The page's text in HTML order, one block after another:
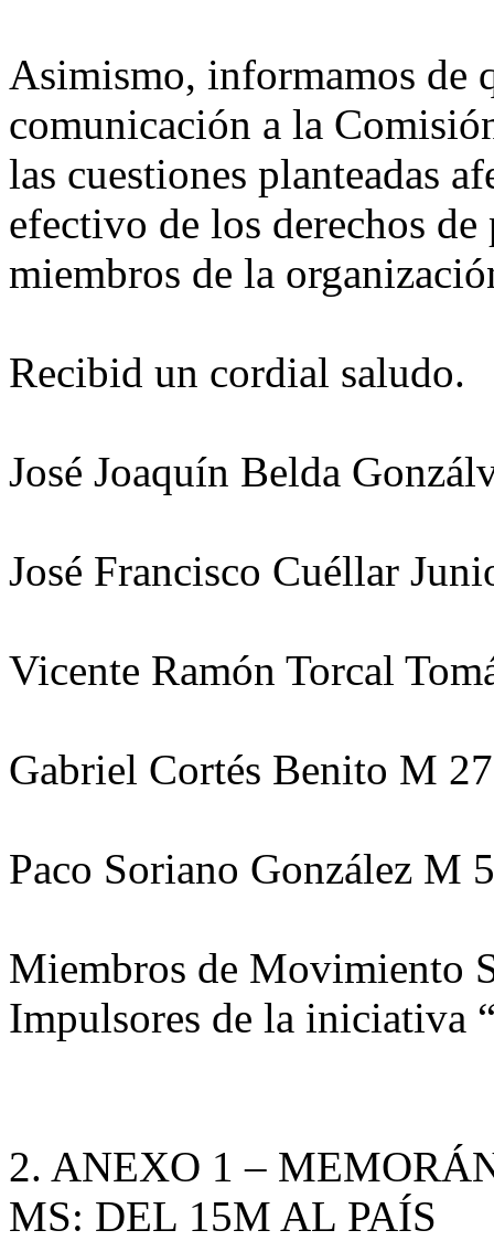
Asimismo, informamos de
comunicación a la
las cuestiones planteadas
efectivo de los derechos
miembros de la
Recibid un cordial saludo.
José Joaquín Belda
José Francisco Cuéllar
Vicente Ramón Torcal
Gabriel Cortés Benito M
Paco Soriano González M
Miembros de Movimiento
Impulsores de la iniciativa
2. ANEXO 1 –
MS: DEL 15M AL PAÍS